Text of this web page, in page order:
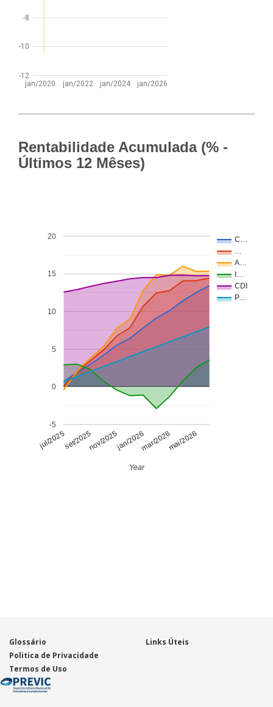
jan/2020 jan/2022 jan/2024 jan/2026
-12
-10
-8
Rentabilidade Acumulada (% -
Últimos 12 Mêses)
C…
…
A…
I…
CDI
P…
jul/2025set/2025nov/2025jan/2026mar/2026mai/2026
-5
0
5
10
15
20
Year
Glossário
Links Úteis
Politica de Privacidade
Termos de Uso